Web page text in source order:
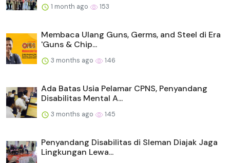
1 month ago 153
Membaca Ulang Guns, Germs, and Steel di Era
'Guns & Chip...
3 months ago 146
Ada Batas Usia Pelamar CPNS, Penyandang
Disabilitas Mental A...
3 months ago 145
Penyandang Disabilitas di Sleman Diajak Jaga
Lingkungan Lewa...